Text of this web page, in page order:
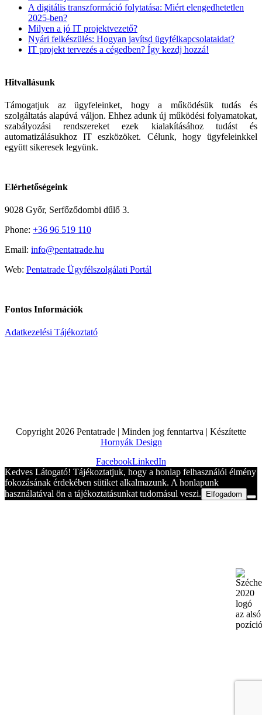
A digitális transzformáció folytatása: Miért elengedhetetlen
2025-ben?
Milyen a jó IT projektvezető?
Nyári felkészülés: Hogyan javítsd ügyfélkapcsolataidat?
IT projekt tervezés a cégedben? Így kezdj hozzá!
Hitvallásunk
Támogatjuk az ügyfeleinket, hogy a működésük tudás és
szolgáltatás alapúvá váljon. Ehhez adunk új működési folyamatokat,
szabályozási rendszereket ezek kialakításához tudást és
automatizálásukhoz IT eszközöket. Célunk, hogy ügyfeleinkkel
együtt sikeresek legyünk.
Elérhetőségeink
9028 Győr, Serfőződombi dűlő 3.
Phone: +36 96 519 110
Email: info@pentatrade.hu
Web: Pentatrade Ügyfélszolgálati Portál
Fontos Információk
Adatkezelési Tájékoztató
Copyright 2026 Pentatrade | Minden jog fenntartva | Készítette
Hornyák Design
FacebookLinkedIn
Kedves Látogató! Tájékoztatjuk, hogy a honlap felhasználói élmény
fokozásának érdekében sütiket alkalmazunk. A honlapunk
használatával ön a tájékoztatásunkat tudomásul veszi.
Elfogadom